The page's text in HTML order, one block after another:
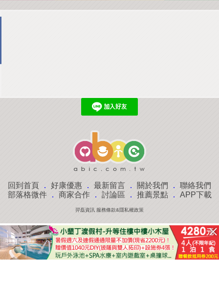
回到首頁 ． 好康優惠 ． 最新留言 ． 關於我們 ． 聯絡我們
部落格微件． 商家合作． 討論區 ． 推薦景點． APP下載
羿磊資訊 服務條款&隱私權政策